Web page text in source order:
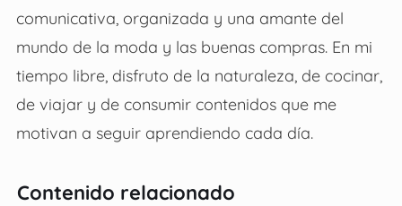
comunicativa, organizada y una amante del
mundo de la moda y las buenas compras. En mi
tiempo libre, disfruto de la naturaleza, de cocinar,
de viajar y de consumir contenidos que me
motivan a seguir aprendiendo cada día.
Contenido relacionado